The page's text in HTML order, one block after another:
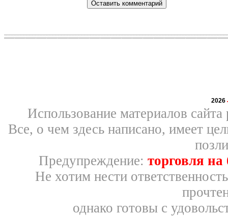
2026
Использование материалов
Все, о чем здесь написано, имеет
Предупреждение: торговля
Не хотим нести
однако готовы с